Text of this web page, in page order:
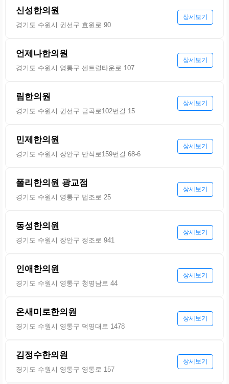
신성한의원
경기도 수원시 권선구 효원로 90
상세보기
언제나한의원
경기도 수원시 영통구 센트럴타운로 107
상세보기
림한의원
경기도 수원시 권선구 금곡로102번길 15
상세보기
민제한의원
경기도 수원시 장안구 만석로159번길 68-6
상세보기
폴리한의원 광교점
경기도 수원시 영통구 법조로 25
상세보기
동성한의원
경기도 수원시 장안구 정조로 941
상세보기
인애한의원
경기도 수원시 영통구 청명남로 44
상세보기
온새미로한의원
경기도 수원시 영통구 덕영대로 1478
상세보기
김정수한의원
경기도 수원시 영통구 영통로 157
상세보기